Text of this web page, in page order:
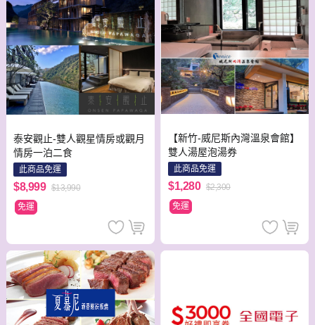
泰安觀止-雙人觀星情房或觀月
情房一泊二食
此商品免運
$8,999 $13,990
免運
【新竹-威尼斯內灣溫泉會館】
雙人湯屋泡湯券
此商品免運
$1,280 $2,300
免運